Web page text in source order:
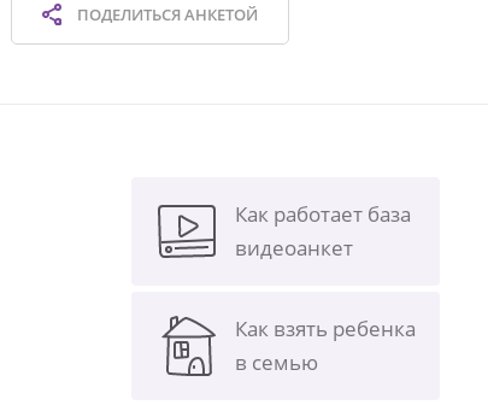
ПОДЕЛИТЬСЯАНКЕТОЙ
Как работает база
видеоанкет
Как взять ребенка
в семью